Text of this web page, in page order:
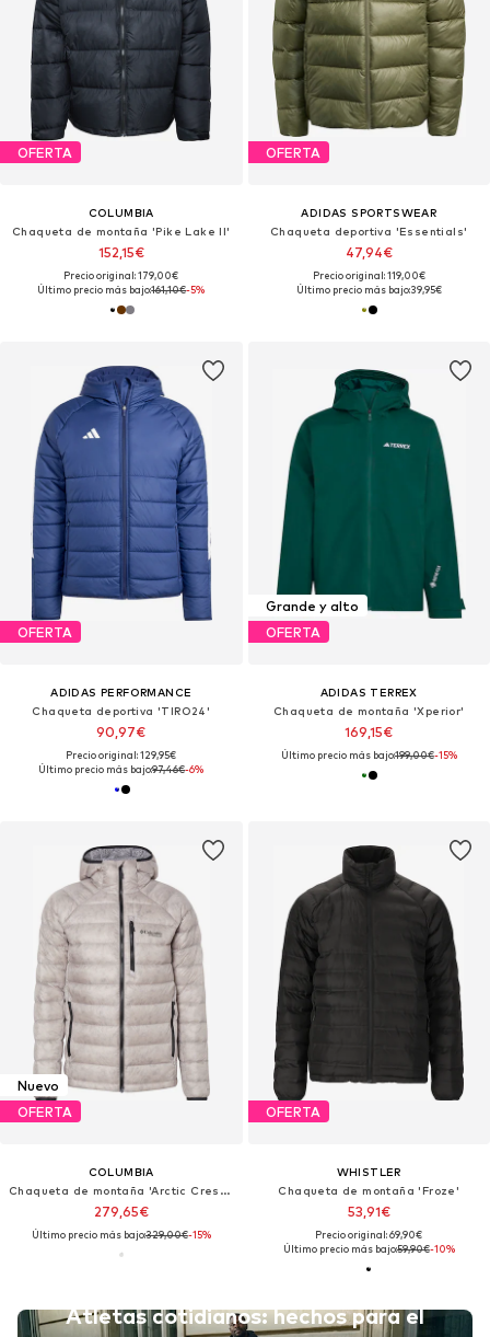
OFERTA
COLUMBIA
Chaqueta de montaña 'Pike Lake II'
152,15€
Precio original: 179,00€
Último precio más bajo:161,10€-5%
OFERTA
ADIDAS SPORTSWEAR
Chaqueta deportiva 'Essentials'
47,94€
Precio original: 119,00€
Último precio más bajo:39,95€
OFERTA
ADIDAS PERFORMANCE
Chaqueta deportiva 'TIRO24'
90,97€
Precio original: 129,95€
Último precio más bajo:97,46€-6%
Grande y alto
OFERTA
ADIDAS TERREX
Chaqueta de montaña 'Xperior'
169,15€
Último precio más bajo:199,00€-15%
Nuevo
OFERTA
COLUMBIA
Chaqueta de montaña 'Arctic Crest™'
279,65€
Último precio más bajo:329,00€-15%
OFERTA
WHISTLER
Chaqueta de montaña 'Froze'
53,91€
Precio original: 69,90€
Último precio más bajo:59,90€-10%
Atletas cotidianos: hechos para el